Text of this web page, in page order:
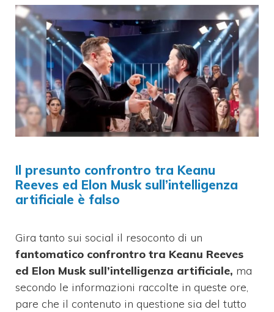
Il presunto confrontro tra Keanu
Reeves ed Elon Musk sull’intelligenza
artificiale è falso
Gira tanto sui social il resoconto di un
fantomatico confrontro tra Keanu Reeves
ed Elon Musk sull’intelligenza artificiale, ma
secondo le informazioni raccolte in queste ore,
pare che il contenuto in questione sia del tutto